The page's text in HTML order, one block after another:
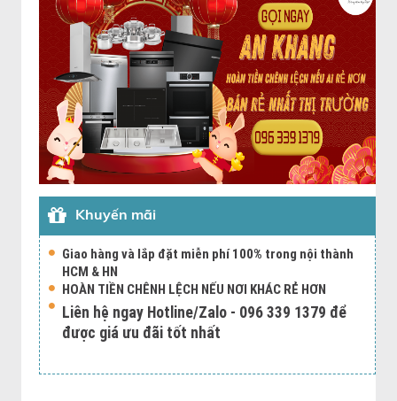
Khuyến mãi
Giao hàng và lắp đặt miễn phí 100% trong nội thành
HCM & HN
HOÀN TIỀN CHÊNH LỆCH NẾU NƠI KHÁC RẺ HƠN
Liên hệ ngay Hotline/Zalo - 096 339 1379 để
được giá ưu đãi tốt nhất